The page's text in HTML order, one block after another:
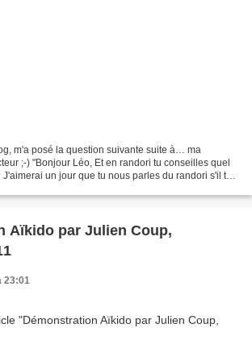
m'a posé la question suivante suite à… ma
;-) "Bonjour Léo, Et en randori tu conseilles quel
un jour que tu nous parles du randori s'il te
Aïkido par Julien Coup,
23:01